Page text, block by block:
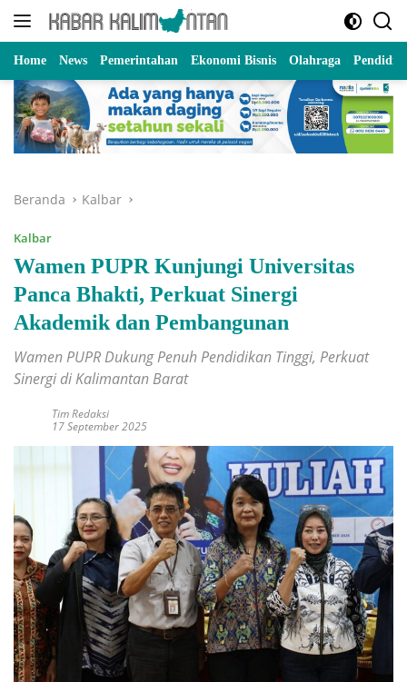
Langsung
Home News Pemerintahan Ekonomi Bisnis Olahraga
Beranda Kalbar
Kalbar
Wamen PUPR Kunjungi Universitas
Panca Bhakti, Perkuat Sinergi
Akademik dan Pembangunan
Wamen PUPR Dukung Penuh Pendidikan Tinggi, Perkuat
Sinergi di Kalimantan Barat
Tim Redaksi
17 September 2025